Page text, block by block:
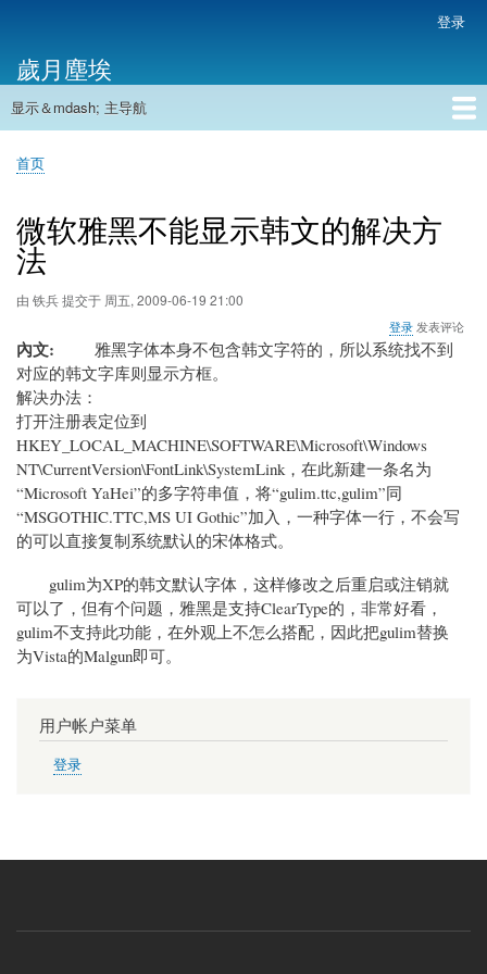
主
内
帐
户
菜
单
登录
歲月塵埃
主
航
显示＆mdash; 主导航
首页
面
屑
首页
微软雅黑不能显示韩文的解决方
法
由 铁兵提交于 周五, 2009-06-19 21:00
登录 发表评论
內文
雅黑字体本身不包含韩文字符的，所以系统找不到
对应的韩文字库则显示方框。
解决办法：
打开注册表定位到
HKEY_LOCAL_MACHINE\SOFTWARE\Microsoft\Windows
NT\CurrentVersion\FontLink\SystemLink，在此新建一条名为
“Microsoft YaHei”的多字符串值，将“gulim.ttc,gulim”同
“MSGOTHIC.TTC,MS UI Gothic”加入，一种字体一行，不会写
的可以直接复制系统默认的宋体格式。
gulim为XP的韩文默认字体，这样修改之后重启或注销就
可以了，但有个问题，雅黑是支持ClearType的，非常好看，
gulim不支持此功能，在外观上不怎么搭配，因此把gulim替换
为Vista的Malgun即可。
用户帐户菜单
登录